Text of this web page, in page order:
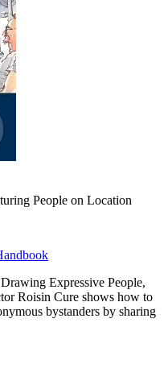
People on Location
Expressive People,
Roisin Cure shows how to
bystanders by sharing